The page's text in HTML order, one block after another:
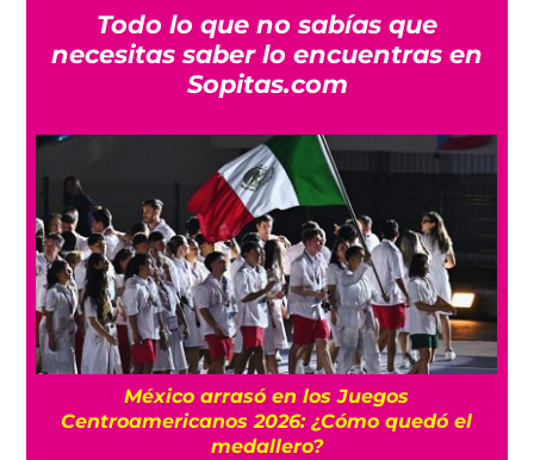
Todo lo que no sabías que
necesitas saber lo encuentras en
Sopitas.com
México arrasó en los Juegos
Centroamericanos 2026: ¿Cómo quedó el
medallero?